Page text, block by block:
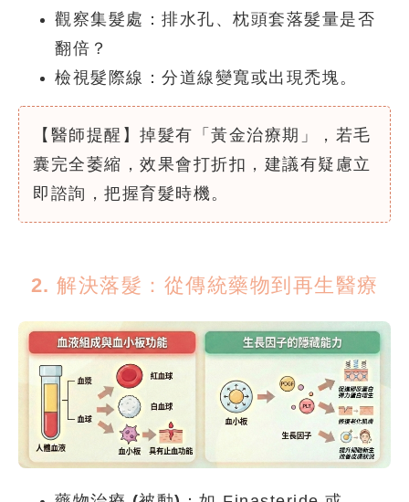
觀察集髮處： 排水孔、枕頭套落髮量是否
翻倍？
檢視髮際線： 分道線變寬或出現禿塊。
【醫師提醒】 掉髮有「黃金治療期」，若毛
囊完全萎縮，效果會打折扣，建議有疑慮立
即諮詢，把握育髮時機。
2. 解決落髮：從傳統藥物到再生醫療